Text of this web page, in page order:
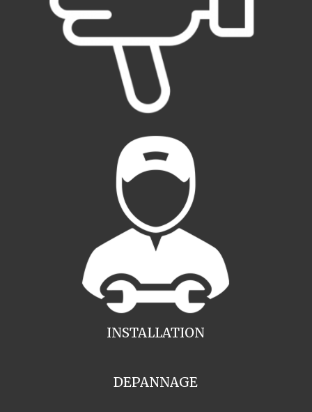
INSTALLATION
DEPANNAGE